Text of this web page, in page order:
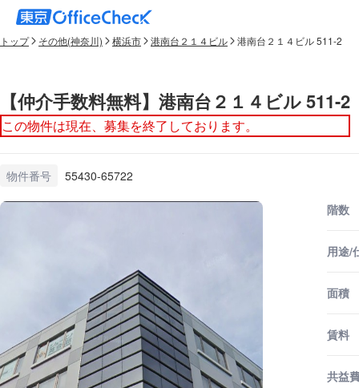
トップ その他(神奈川) 横浜市 港南台２１４ビル 港南台２１４ビル 511-2
【仲介手数料無料】港南台２１４ビル 511-2
この物件は現在、募集を終了しております。
物件番号 55430-65722
階数
用途/
面積
賃料
共益